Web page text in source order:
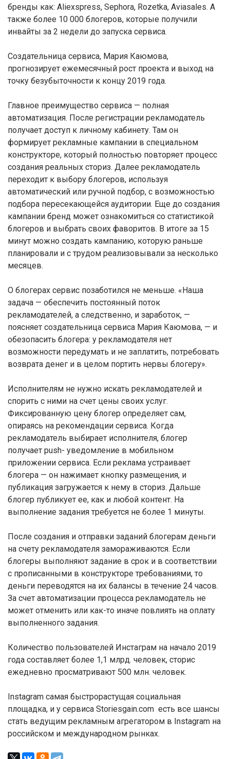
бренды как: Aliexspress, Sephora, Rozetka, Aviasales. А
также более 10 000 блогеров, которые получили
инвайты за 2 недели до запуска сервиса.
Создательница сервиса, Мария Каюмова,
прогнозирует ежемесячный рост проекта и выход на
точку безубыточности к концу 2019 года.
Главное преимущество сервиса — полная
автоматизация. После регистрации рекламодатель
получает доступ к личному кабинету. Там он
формирует рекламные кампании в специальном
конструкторе, который полностью повторяет процесс
создания реальных сториз. Далее рекламодатель
переходит к выбору блогеров, используя
автоматический или ручной подбор, с возможностью
подбора пересекающейся аудитории. Еще до создания
кампании бренд может ознакомиться со статистикой
блогеров и выбрать своих фаворитов. В итоге за 15
минут можно создать кампанию, которую раньше
планировали и с трудом реализовывали за несколько
месяцев.
О блогерах сервис позаботился не меньше. «Наша
задача — обеспечить постоянный поток
рекламодателей, а следственно, и заработок, —
поясняет создательница сервиса Мария Каюмова, — и
обезопасить блогера: у рекламодателя нет
возможности передумать и не заплатить, потребовать
возврата денег и в целом портить нервы блогеру».
Исполнителям не нужно искать рекламодателей и
спорить с ними на счет цены своих услуг.
Фиксированную цену блогер определяет сам,
опираясь на рекомендации сервиса. Когда
рекламодатель выбирает исполнителя, блогер
получает push- уведомление в мобильном
приложении сервиса. Если реклама устраивает
блогера — он нажимает кнопку размещения, и
публикация загружается к нему в сториз. Дальше
блогер публикует ее, как и любой контент. На
выполнение задания требуется не более 1 минуты.
После создания и отправки заданий блогерам деньги
на счету рекламодателя замораживаются. Если
блогеры выполняют задание в срок и в соответствии
с прописанными в конструкторе требованиями, то
деньги переводятся на их балансы в течение 24 часов.
За счет автоматизации процесса рекламодатель не
может отменить или как-то иначе повлиять на оплату
выполненного задания.
Количество пользователей Инстаграм на начало 2019
года составляет более 1,1 млрд. человек, сторис
ежедневно просматривают 500 млн. человек.
Instagram самая быстрорастущая социальная
площадка, и у сервиса Storiesgain.com есть все шансы
стать ведущим рекламным агрегатором в Instagram на
российском и международном рынках.